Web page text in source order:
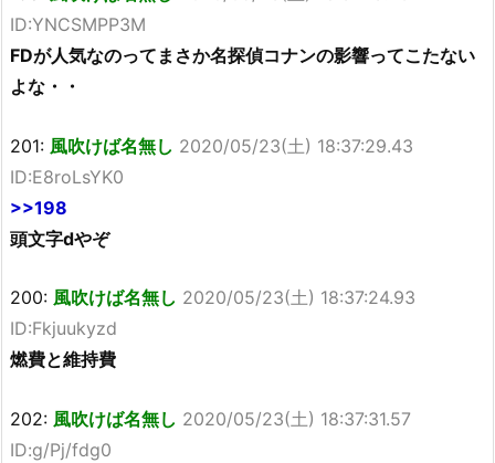
ID:YNCSMPP3M
FDが人気なのってまさか名探偵コナンの影響ってこたない
よな・・
201: 風吹けば名無し 2020/05/23(土) 18:37:29.43
ID:E8roLsYK0
>>198
頭文字dやぞ
200: 風吹けば名無し 2020/05/23(土) 18:37:24.93
ID:Fkjuukyzd
燃費と維持費
202: 風吹けば名無し 2020/05/23(土) 18:37:31.57
ID:g/Pj/fdg0